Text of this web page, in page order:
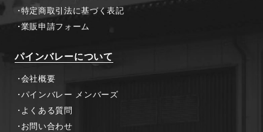
特定商取引法に基づく表記
業販申請フォーム
パインバレーについて
会社概要
パインバレー メンバーズ
よくある質問
お問い合わせ